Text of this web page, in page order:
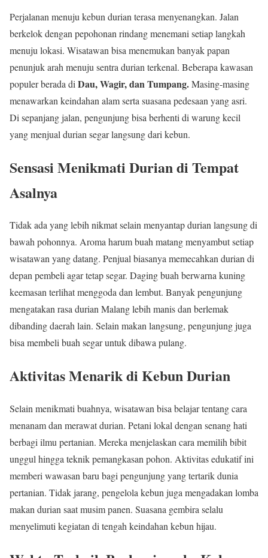
Perjalanan menuju kebun durian terasa menyenangkan. Jalan
berkelok dengan pepohonan rindang menemani setiap langkah
menuju lokasi. Wisatawan bisa menemukan banyak papan
penunjuk arah menuju sentra durian terkenal. Beberapa kawasan
populer berada di Dau, Wagir, dan Tumpang.Masing-masing
menawarkan keindahan alam serta suasana pedesaan yang asri.
Di sepanjang jalan, pengunjung bisa berhenti di warung kecil
yang menjual durian segar langsung dari kebun.
Sensasi Menikmati Durian di Tempat
Asalnya
Tidak ada yang lebih nikmat selain menyantap durian langsung di
bawah pohonnya. Aroma harum buah matang menyambut setiap
wisatawan yang datang. Penjual biasanya memecahkan durian di
depan pembeli agar tetap segar. Daging buah berwarna kuning
keemasan terlihat menggoda dan lembut. Banyak pengunjung
mengatakan rasa durian Malang lebih manis dan berlemak
dibanding daerah lain. Selain makan langsung, pengunjung juga
bisa membeli buah segar untuk dibawa pulang.
Aktivitas Menarik di Kebun Durian
Selain menikmati buahnya, wisatawan bisa belajar tentang cara
menanam dan merawat durian. Petani lokal dengan senang hati
berbagi ilmu pertanian. Mereka menjelaskan cara memilih bibit
unggul hingga teknik pemangkasan pohon. Aktivitas edukatif ini
memberi wawasan baru bagi pengunjung yang tertarik dunia
pertanian. Tidak jarang, pengelola kebun juga mengadakan lomba
makan durian saat musim panen. Suasana gembira selalu
menyelimuti kegiatan di tengah keindahan kebun hijau.